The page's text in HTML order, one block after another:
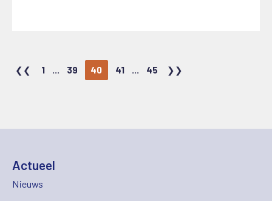
1 ... 39 40 41 ... 45
Actueel
Nieuws